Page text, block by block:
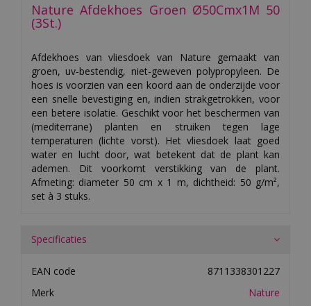
Nature Afdekhoes Groen Ø50Cmx1M 50
(3St.)
Afdekhoes van vliesdoek van Nature gemaakt van
groen, uv-bestendig, niet-geweven polypropyleen. De
hoes is voorzien van een koord aan de onderzijde voor
een snelle bevestiging en, indien strakgetrokken, voor
een betere isolatie. Geschikt voor het beschermen van
(mediterrane) planten en struiken tegen lage
temperaturen (lichte vorst). Het vliesdoek laat goed
water en lucht door, wat betekent dat de plant kan
ademen. Dit voorkomt verstikking van de plant.
Afmeting: diameter 50 cm x 1 m, dichtheid: 50 g/m²,
set à 3 stuks.
Specificaties
EAN code
8711338301227
Merk
Nature